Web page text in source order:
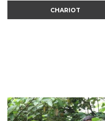
CHARIOT